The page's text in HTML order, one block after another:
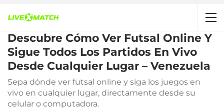
Descubre Cómo Ver Futsal Online Y
Sigue Todos Los Partidos En Vivo
Desde Cualquier Lugar – Venezuela
Sepa dónde ver futsal online y siga los juegos en
vivo en cualquier lugar, directamente desde su
celular o computadora.